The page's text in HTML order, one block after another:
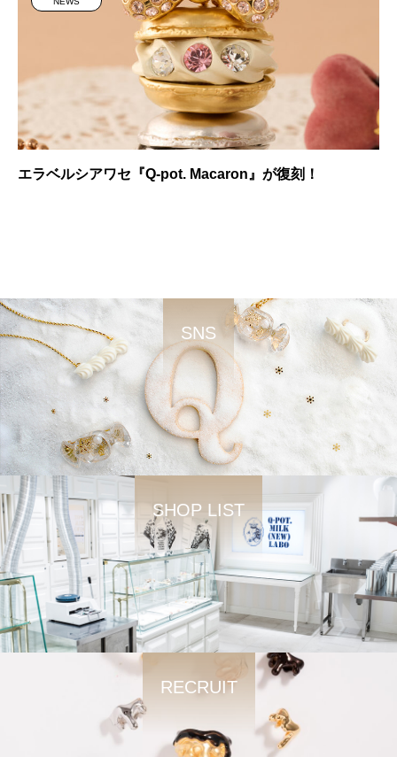
エラベルシアワセ『Q-pot. Macaron』が復刻！
SNS
SHOP LIST
RECRUIT